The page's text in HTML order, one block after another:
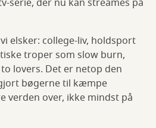
serie, der nu kan streames på
elsker: college-liv, holdsport
troper som slow burn,
lovers. Det er netop den
bøgerne til kæmpe
over, ikke mindst på